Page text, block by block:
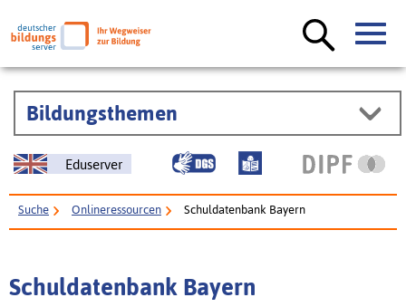
Bildungsthemen
Eduserver
Suche Onlineressourcen Schuldatenbank Bayern
Schuldatenbank Bayern